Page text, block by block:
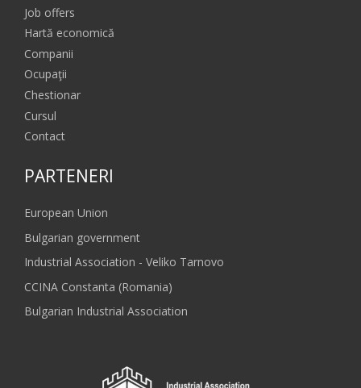
Job offers
Hartă economică
Companii
Ocupaţii
Chestionar
Cursul
Contact
PARTENERI
European Union
Bulgarian government
Industrial Association - Veliko Tarnovo
CCINA Constanta (Romania)
Bulgarian Industrial Association